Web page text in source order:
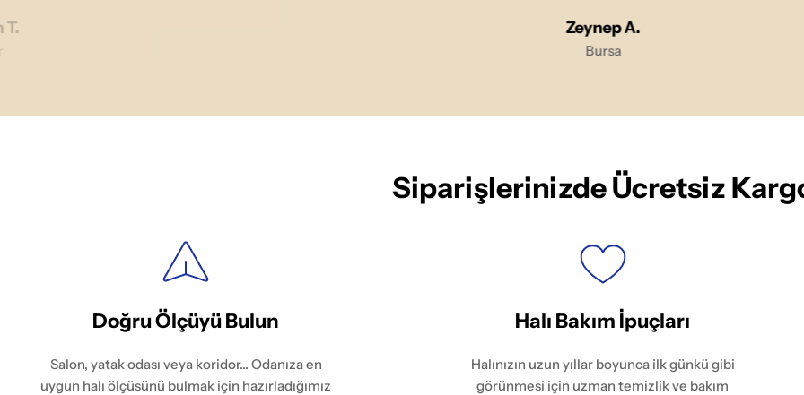
T. Zeynep A.
Bursa
Siparişlerinizde Ücretsiz
Doğru Ölçüyü Bulun
Salon, yatak odası veya koridor... Odanıza en
uygun halı ölçüsünü bulmak için hazırladığımız
Halı Bakım İpuçları
Halınızın uzun yıllar boyunca ilk günkü gibi
görünmesi için uzman temizlik ve bakım